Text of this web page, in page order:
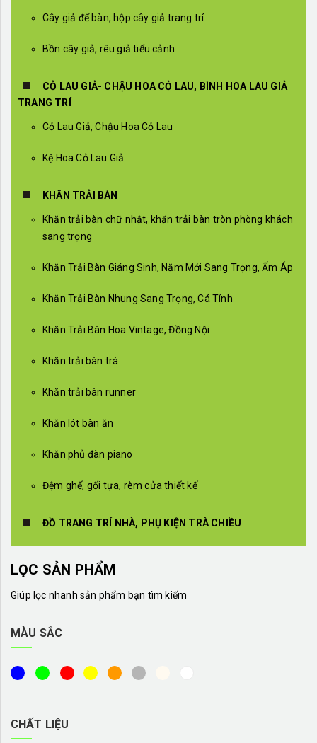
Cây giả để bàn, hộp cây giả trang trí
Bồn cây giả, rêu giả tiểu cảnh
CỎ LAU GIẢ- CHẬU HOA CỎ LAU, BÌNH HOA LAU GIẢ
TRANG TRÍ
Cỏ Lau Giả, Chậu Hoa Cỏ Lau
Kệ Hoa Cỏ Lau Giả
KHĂN TRẢI BÀN
Khăn trải bàn chữ nhật, khăn trải bàn tròn phòng khách
sang trọng
Khăn Trải Bàn Giáng Sinh, Năm Mới Sang Trọng, Ấm Áp
Khăn Trải Bàn Nhung Sang Trọng, Cá Tính
Khăn Trải Bàn Hoa Vintage, Đồng Nội
Khăn trải bàn trà
Khăn trải bàn runner
Khăn lót bàn ăn
Khăn phủ đàn piano
Đệm ghế, gối tựa, rèm cửa thiết kế
ĐỒ TRANG TRÍ NHÀ, PHỤ KIỆN TRÀ CHIỀU
LỌC SẢN PHẨM
Giúp lọc nhanh sản phẩm bạn tìm kiếm
MÀU SẮC
CHẤT LIỆU